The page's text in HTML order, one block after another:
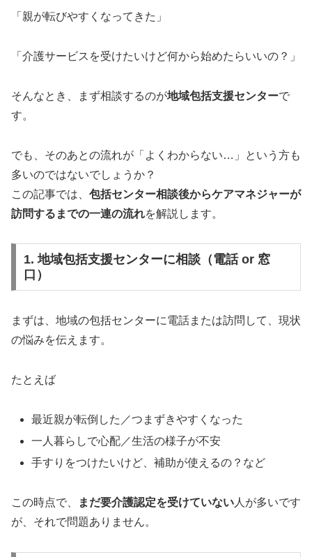
「親が転びやすくなってきた」
「介護サービスを受けたいけど何から始めたらいいの？」
そんなとき、まず相談するのが地域包括支援センターで
す。
でも、そのあとの流れが「よくわからない…」という方も
多いのではないでしょうか？
この記事では、 包括センター相談後からケアマネジャーが
訪問するまでの一連の流れを解説します。
1. 地域包括支援センターに相談（電話 or 窓
口）
まずは、地域の包括センターに電話または訪問して、現状
の悩みを伝えます。
たとえば
最近親が転倒した／つまずきやすくなった
一人暮らしで心配／生活の様子が不安
手すりをつけたいけど、補助が使えるの？など
この時点で、 まだ要介護認定を受けていない 人が多いです
が、それで問題ありません。